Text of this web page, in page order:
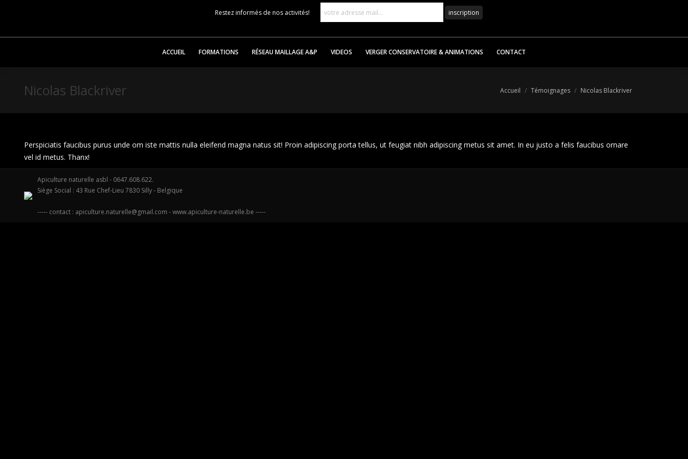
ACCUEIL FORMATIONS RÉSEAU MAILLAGE A&P VIDEOS VERGER CONSERVATOIRE & ANIMATIONS CONTACT
Nicolas Blackriver Vous êtes ici :
Accueil Témoignages Nicolas Blackriver
Perspiciatis faucibus purus unde om iste mattis nulla eleifend magna natus sit! Proin adipiscing porta tellus, ut feugiat nibh adipiscing metus sit amet. In eu justo a felis faucibus ornare
vel id metus. Thanx!
Apiculture naturelle asbl - 0647.608.622.
Siège Social : 43 Rue Chef-Lieu 7830 Silly - Belgique
----- contact : apiculture.naturelle@gmail.com -www.apiculture-naturelle.be -----
Restez informés de nos activités!